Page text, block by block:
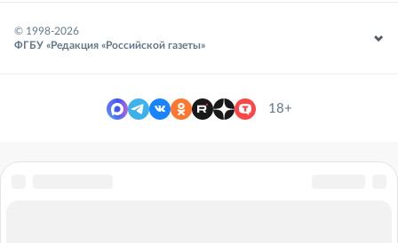
© 1998-2026
ФГБУ «Редакция «Российской газеты»
18+